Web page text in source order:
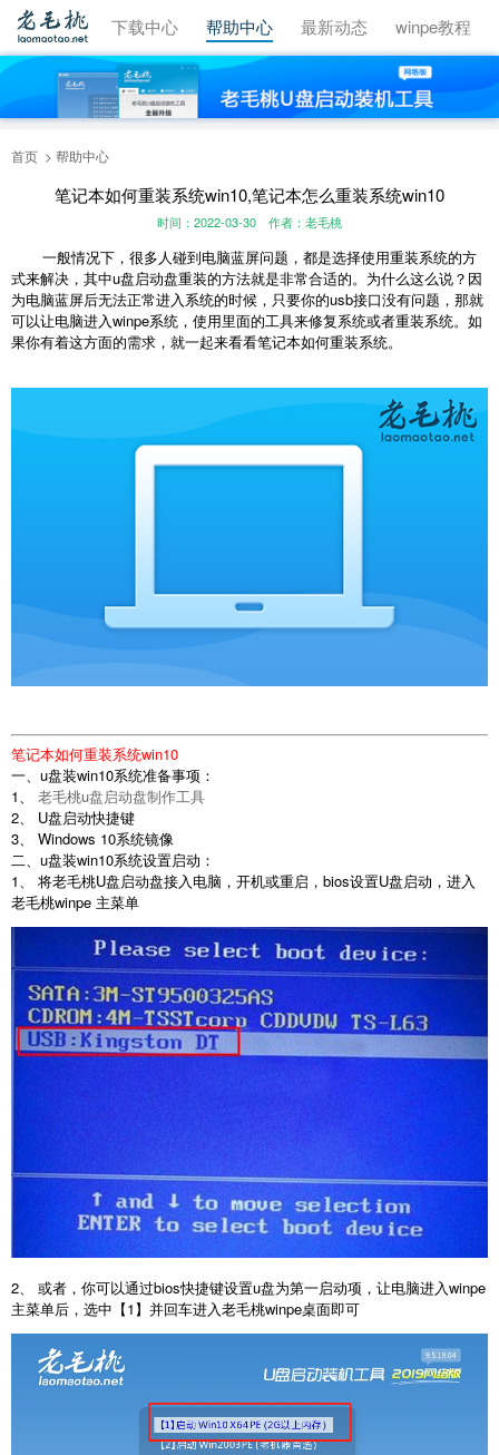
视频教程 下载中心 帮助中心 最新动态 winpe教程
首页 帮助中心
笔记本如何重装系统win10,笔记本怎么重装系统win10
时间：2022-03-30 作者：老毛桃
一般情况下，很多人碰到电脑蓝屏问题，都是选择使用重装系统的方
式来解决，其中u盘启动盘重装的方法就是非常合适的。为什么这么说？因
为电脑蓝屏后无法正常进入系统的时候，只要你的usb接口没有问题，那就
可以让电脑进入winpe系统，使用里面的工具来修复系统或者重装系统。如
果你有着这方面的需求，就一起来看看笔记本如何重装系统。
笔记本如何重装系统win10
一、u盘装win10系统准备事项：
1、 老毛桃u盘启动盘制作工具
2、 U盘启动快捷键
3、 Windows 10系统镜像
二、u盘装win10系统设置启动：
1、 将老毛桃U盘启动盘接入电脑，开机或重启，bios设置U盘启动，进入
老毛桃winpe 主菜单
2、 或者，你可以通过bios快捷键设置u盘为第一启动项，让电脑进入winpe
主菜单后，选中【1】并回车进入老毛桃winpe桌面即可